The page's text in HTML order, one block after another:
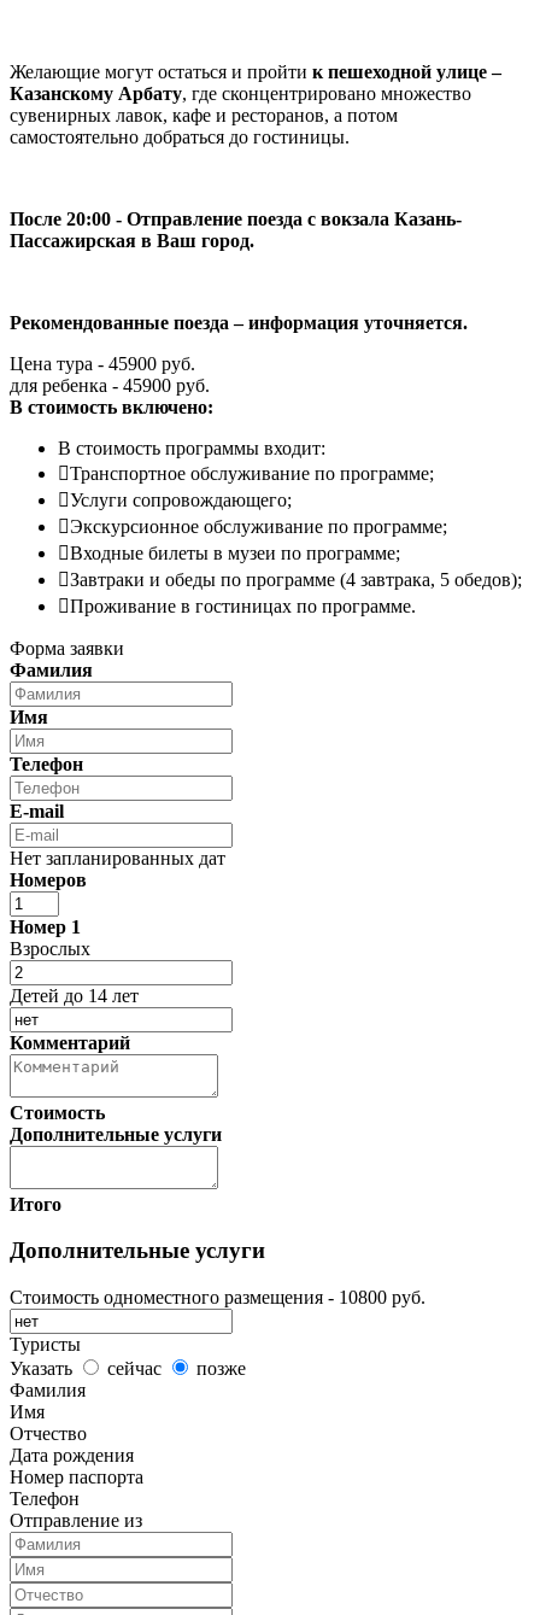
Желающие могут остаться и пройти к пешеходной улице –
Казанскому Арбату, где сконцентрировано множество
сувенирных лавок, кафе и ресторанов, а потом
самостоятельно добраться до гостиницы.
После 20:00 - Отправление поезда с вокзала Казань-
Пассажирская в Ваш город.
Рекомендованные поезда – информация уточняется.
Цена тура - 45900 руб.
для ребенка - 45900 руб.
В стоимость включено:
В стоимость программы входит:
Транспортное обслуживание по программе;
Услуги сопровождающего;
Экскурсионное обслуживание по программе;
Входные билеты в музеи по программе;
Завтраки и обеды по программе (4 завтрака, 5 обедов);
Проживание в гостиницах по программе.
Форма заявки
Фамилия
Имя
Телефон
E-mail
Нет запланированных дат
Номеров
Номер 1
Взрослых
Детей до 14 лет
Комментарий
Стоимость
Дополнительные услуги
Итого
Дополнительные услуги
Стоимость одноместного размещения - 10800 руб.
Туристы
Указать
сейчас
позже
Фамилия
Имя
Отчество
Дата рождения
Номер паспорта
Телефон
Отправление из